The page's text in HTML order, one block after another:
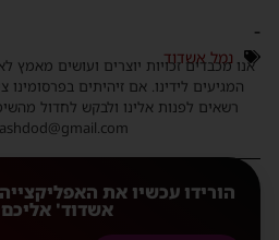
-
נמל אשדוד
אנו מכבדים זכויות יוצרים ועושים מאמץ
המגיעים לידינו. אם זיהיתים
רשאים לפנות אלינו ולבקש לחדול
הורידו עכשיו את
אשדוד' אליכם